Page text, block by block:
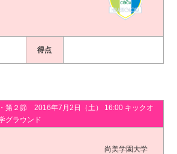
得点
２節 2016年7月2日（土） 16:00 キックオ
グラウンド
尚美学園大学